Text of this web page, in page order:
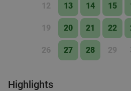
12 13 14 15
19 20 21 22
26 27 28 29
Highlights